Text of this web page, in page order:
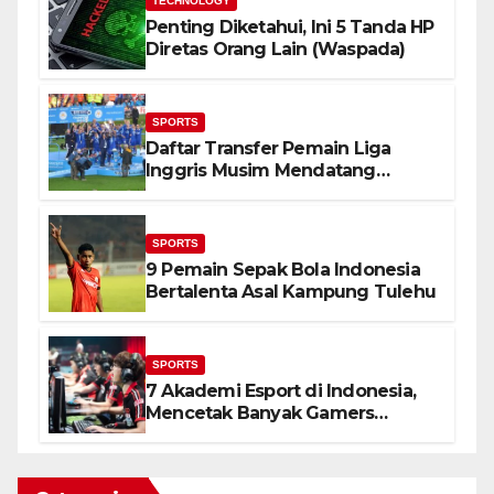
Penting Diketahui, Ini 5 Tanda HP
Diretas Orang Lain (Waspada)
SPORTS
Daftar Transfer Pemain Liga
Inggris Musim Mendatang
SPORTS
9 Pemain Sepak Bola Indonesia
Bertalenta Asal Kampung Tulehu
SPORTS
7 Akademi Esport di Indonesia,
Mencetak Banyak Gamers